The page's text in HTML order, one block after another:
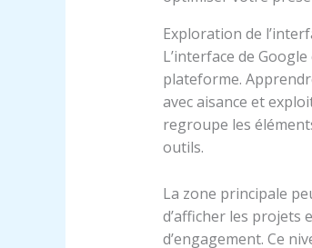
Exploration de
L’interface de
plateforme.
avec aisance et
regroupe les
outils.
La zone principale
d’afficher les projets
d’engagement. Ce